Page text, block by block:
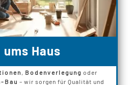
ums Haus
Bodenverlegung oder
Bau – wir sorgen für Qualität und